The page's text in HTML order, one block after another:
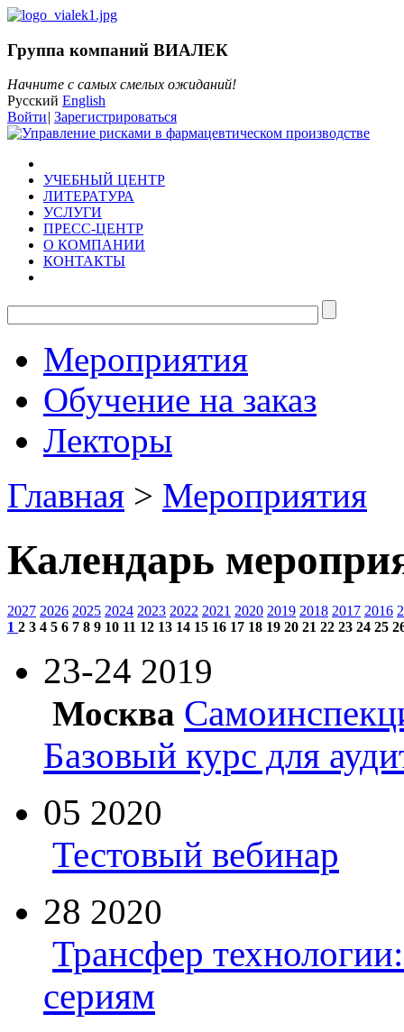
Группа компаний ВИАЛЕК
Начните с самых смелых ожиданий!
Русский English
Войти| Зарегистрироваться
УЧЕБНЫЙ ЦЕНТР
ЛИТЕРАТУРА
УСЛУГИ
ПРЕСС-ЦЕНТР
О КОМПАНИИ
КОНТАКТЫ
Мероприятия
Обучение на заказ
Лекторы
Главная > Мероприятия
Календарь
2027 2026 2025 2024 2023 2022 2021 2020 2019 2018 2017 2016
1 2 3 4 5 6 7 8 9 10 11 12 13 14 15 16 17 18 19 20 21 22 23 24 25
23-24 2019
Москва
Базовый курс для
05 2020
Тестовый вебинар
28 2020
Трансфер
сериям